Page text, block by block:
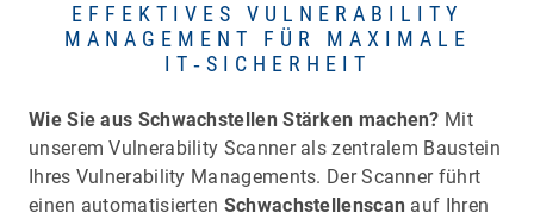
EFFEKTIVES VULNERABILITY
MANAGEMENT FÜR MAXIMALE
IT‑SICHERHEIT
Wie Sie aus Schwachstellen Stärken machen? Mit
unserem Vulnerability Scanner als zentralem Baustein
Ihres Vulnerability Managements. Der Scanner führt
einen automatisierten Schwachstellenscan auf Ihren